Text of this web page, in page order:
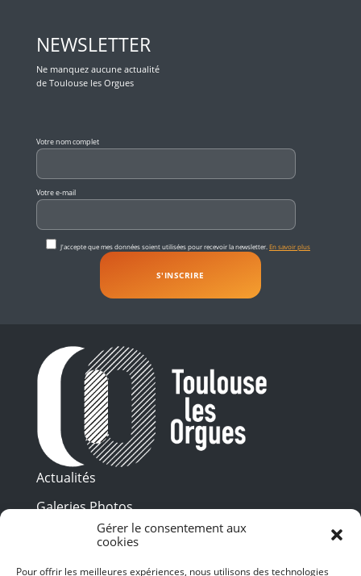
Gérer le consentement aux
cookies
Pour offrir les meilleures expériences, nous utilisons des technologies
NEWSLETTER
Ne manquez aucune actualité
de Toulouse les Orgues
Votre nom complet
Votre e-mail
J'accepte que mes données soient utilisées pour recevoir la newsletter. En savoir plus
Actualités
Galeries Photos
Vidéothèque
Presse